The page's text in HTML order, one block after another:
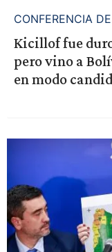
CONFERENCIA
Kicillof fue
pero vino a
en modo